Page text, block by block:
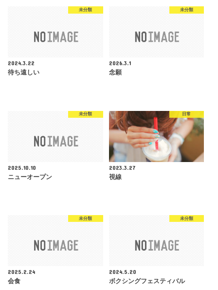
未分類
2024.3.22
待ち遠しい
未分類
2026.3.1
念願
未分類
2025.10.10
ニューオープン
日常
2023.3.27
視線
未分類
2025.2.24
会食
未分類
2024.5.20
ボクシングフェスティバル